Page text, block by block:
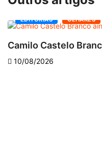
EDITORIAS OLHARES
Camilo Castelo
10/08/2026